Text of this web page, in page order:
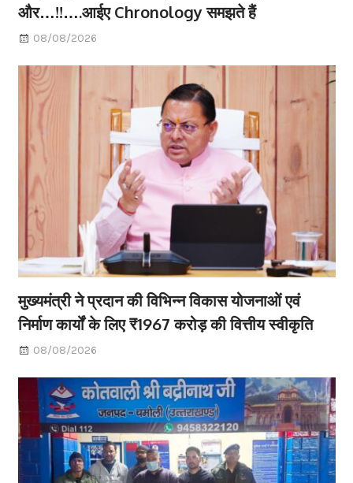
और…!!….आईए Chronology समझते हैं
08/08/2026
मुख्यमंत्री ने प्रदान की विभिन्न विकास योजनाओं एवं
निर्माण कार्यों के लिए ₹1967 करोड़ की वित्तीय स्वीकृति
08/08/2026